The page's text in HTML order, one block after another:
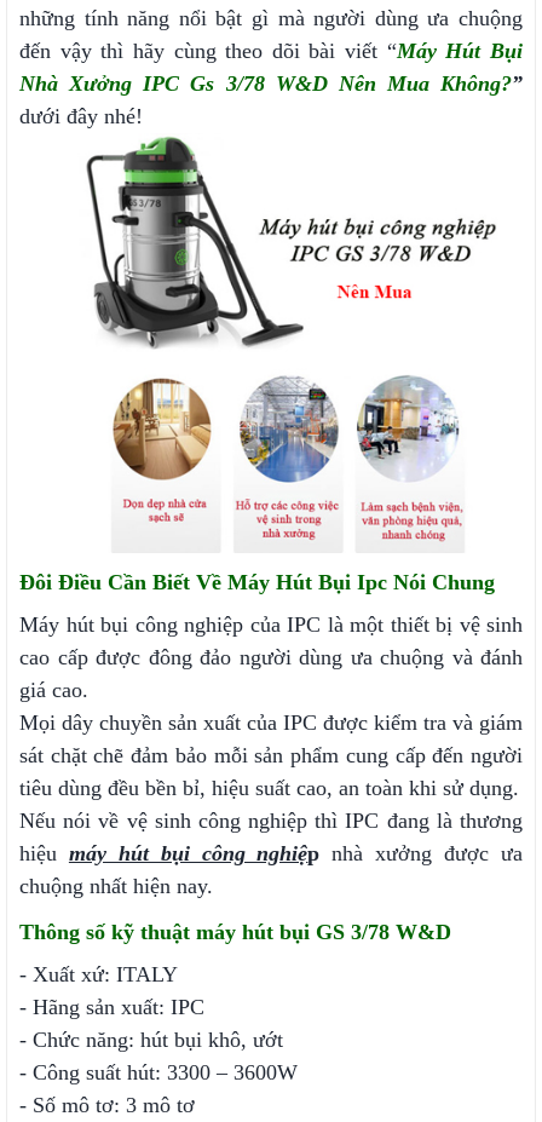
những tính năng nổi bật gì mà người dùng ưa chuộng
đến vậy thì hãy cùng theo dõi bài viết “Máy Hút Bụi
Nhà Xưởng IPC Gs 3/78 W&D Nên Mua Không?”
dưới đây nhé!
Đôi Điều Cần Biết Về Máy Hút Bụi Ipc Nói Chung
Máy hút bụi công nghiệp của IPC là một thiết bị vệ sinh
cao cấp được đông đảo người dùng ưa chuộng và đánh
giá cao.
Mọi dây chuyền sản xuất của IPC được kiểm tra và giám
sát chặt chẽ đảm bảo mỗi sản phẩm cung cấp đến người
tiêu dùng đều bền bỉ, hiệu suất cao, an toàn khi sử dụng.
Nếu nói về vệ sinh công nghiệp thì IPC đang là thương
hiệu máy hút bụi công nghiệp nhà xưởng được ưa
chuộng nhất hiện nay.
Thông số kỹ thuật máy hút bụi GS 3/78 W&D
- Xuất xứ: ITALY
- Hãng sản xuất: IPC
- Chức năng: hút bụi khô, ướt
- Công suất hút: 3300 – 3600W
- Số mô tơ: 3 mô tơ